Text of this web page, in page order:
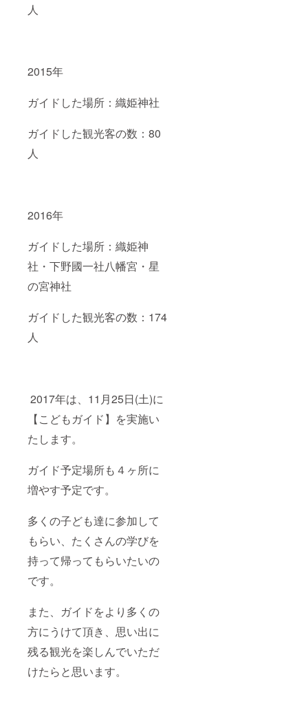
人
2015年
ガイドした場所：織姫神社
ガイドした観光客の数：80
人
2016年
ガイドした場所：織姫神
社・下野國一社八幡宮・星
の宮神社
ガイドした観光客の数：174
人
2017年は、11月25日(土)に
【こどもガイド】を実施い
たします。
ガイド予定場所も４ヶ所に
増やす予定です。
多くの子ども達に参加して
もらい、たくさんの学びを
持って帰ってもらいたいの
です。
また、ガイドをより多くの
方にうけて頂き、思い出に
残る観光を楽しんでいただ
けたらと思います。